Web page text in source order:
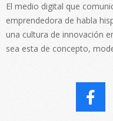
El medio digital que
emprendedora de habla
una cultura de innovación
sea esta de concepto,